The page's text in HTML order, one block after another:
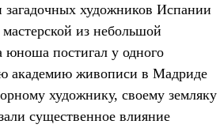
художников Испании
из небольшой
юноша постигал у одного
академию живописи в Мадриде
художнику, своему земляку
существенное влияние